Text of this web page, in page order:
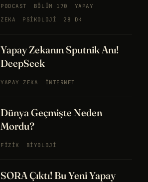
PODCAST BÖLÜM 170
YAPAY
ZEKA
PSIKOLOJI 28 DK
Yapay Zekanın Sputnik Anı!
DeepSeek
YAPAY ZEKA İNTERNET
Dünya Geçmişte Neden
Mordu?
FIZIK BIYOLOJI
SORA Çıktı! Bu Yeni Yapay